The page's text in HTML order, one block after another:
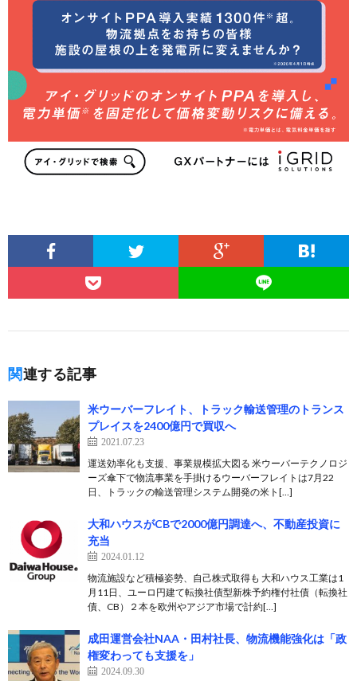
関連する記事
米ウーバーフレイト、トラック輸送管理のトランス
プレイスを2400億円で買収へ
2021.07.23
運送効率化も支援、事業規模拡大図る 米ウーバーテクノロジ
ーズ傘下で物流事業を手掛けるウーバーフレイトは7月22
日、トラックの輸送管理システム開発の米ト[…]
大和ハウスがCBで2000億円調達へ、不動産投資に
充当
2024.01.12
物流施設など積極姿勢、自己株式取得も 大和ハウス工業は1
月11日、ユーロ円建て転換社債型新株予約権付社債（転換社
債、CB）２本を欧州やアジア市場で計約[…]
成田運営会社NAA・田村社長、物流機能強化は「政
権変わっても支援を」
2024.09.30